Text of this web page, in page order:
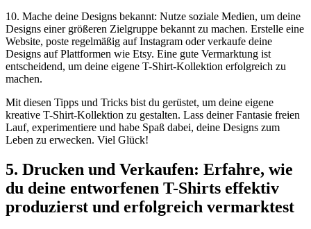
10. Mache deine Designs bekannt: Nutze soziale Medien, um deine
Designs einer größeren Zielgruppe bekannt zu machen. Erstelle eine
Website, poste regelmäßig auf Instagram oder verkaufe deine
Designs auf Plattformen wie Etsy. Eine gute Vermarktung ist
entscheidend, um deine eigene T-Shirt-Kollektion erfolgreich zu
machen.
Mit diesen Tipps und Tricks bist du gerüstet, um deine eigene
kreative T-Shirt-Kollektion zu gestalten. Lass deiner Fantasie freien
Lauf, experimentiere und habe Spaß dabei, deine Designs zum
Leben zu erwecken. Viel Glück!
5. Drucken und Verkaufen: Erfahre, wie
du deine entworfenen T-Shirts effektiv
produzierst und erfolgreich vermarktest